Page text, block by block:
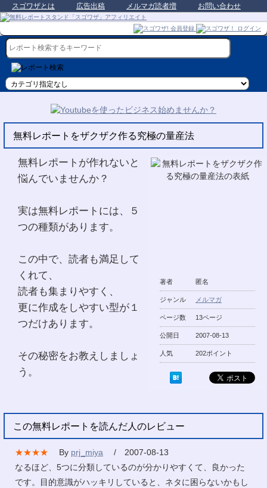
スゴワザとは 広告出稿 メルマガ読者増 お問い合わせ
無料レポートをザクザク作る究極の量産法
著者 匿名
ジャンル メルマガ
ページ数 13ページ
公開日 2007-08-13
人気 202ポイント
無料レポートが作れないと
悩んでいませんか？
実は無料レポートには、５
つの種類があります。
この中で、読者も満足して
くれて、
読者も集まりやすく、
更に作成をしやすい型が１
つだけあります。
その秘密をお教えしましょ
う。
この無料レポートを読んだ人のレビュー
★★★★ By prj_miya
/ 2007-08-13
なるほど、5つに分類しているのが分かりやすくて、良かった
です。目的意識がハッキリしていると、ネタに困らないかもし